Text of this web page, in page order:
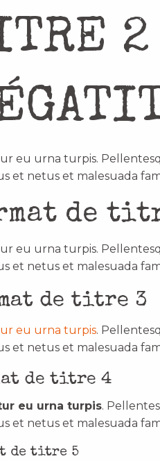
2
eu urna turpis.
et netus et malesuada
de
eu urna turpis.
et netus et malesuada
de titre 3
eu urna turpis.
et netus et malesuada
de titre 4
eu urna turpis.
et netus et malesuada
de titre 5